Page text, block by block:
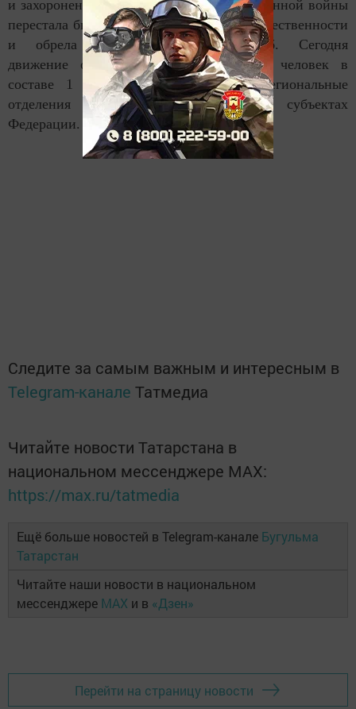
и захоронению солдат Великой Отечественной войны
перестала быть исключительно делом общественности
и обрела государственный масштаб. Сегодня
движение объединяет более 42 тысяч человек в
составе 1 428 поисковых отрядов. Региональные
отделения движения открыты в 80 субъектах
Федерации.
Следите за самым важным и интересным в
Telegram-канале Татмедиа
Читайте новости Татарстана в
национальном мессенджере MАХ:
https://max.ru/tatmedia
Ещё больше новостей в Telegram-канале Бугульма
Татарстан
Читайте наши новости в национальном
мессенджере MAX и в «Дзен»
Перейти на страницу новости